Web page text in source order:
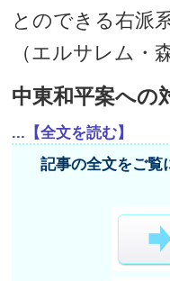
とのできる右派
（エルサレム・
中東和平案への
...【全文を読む】
記事の全文をご覧